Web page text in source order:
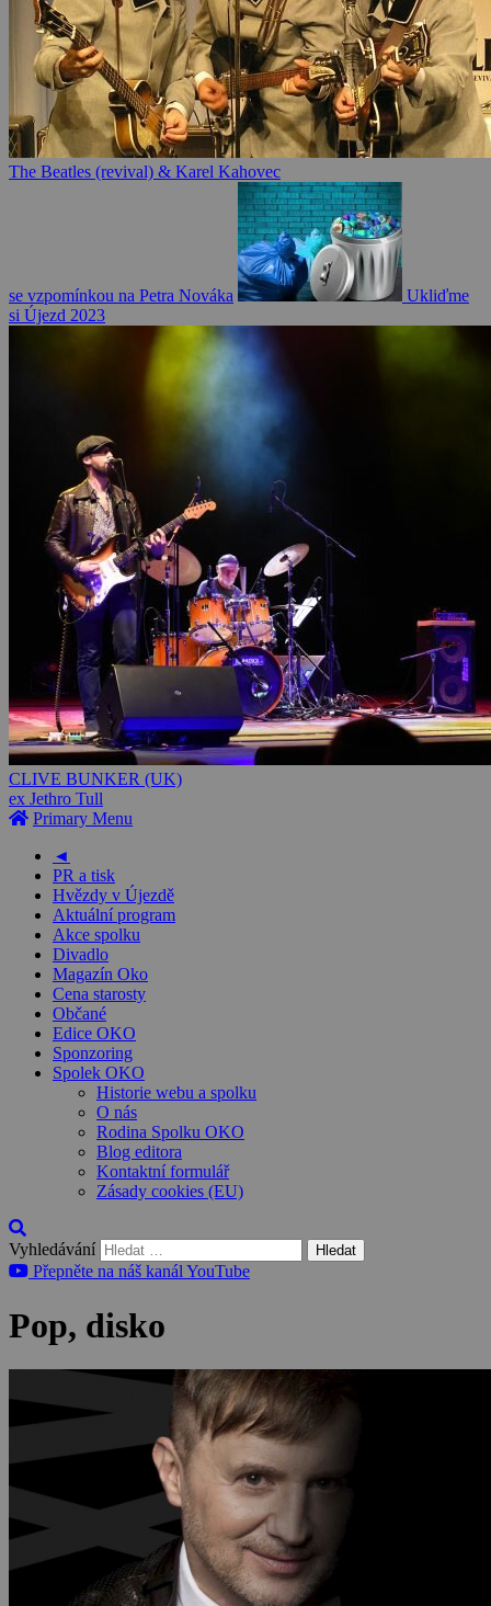
The Beatles (revival) & Karel Kahovec
se vzpomínkou na Petra Nováka
Ukliďme
si Újezd 2023
CLIVE BUNKER (UK)
ex Jethro Tull
Primary Menu
◄
PR a tisk
Hvězdy v Újezdě
Aktuální program
Akce spolku
Divadlo
Magazín Oko
Cena starosty
Občané
Edice OKO
Sponzoring
Spolek OKO
Historie webu a spolku
O nás
Rodina Spolku OKO
Blog editora
Kontaktní formulář
Zásady cookies (EU)
Vyhledávání
Přepněte na náš kanál YouTube
Pop, disko